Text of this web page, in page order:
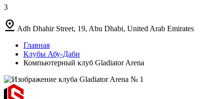
3
Adh Dhahir Street, 19, Abu Dhabi, United Arab Emirates
Главная
Клубы Абу-Даби
Компьютерный клуб Gladiator Arena